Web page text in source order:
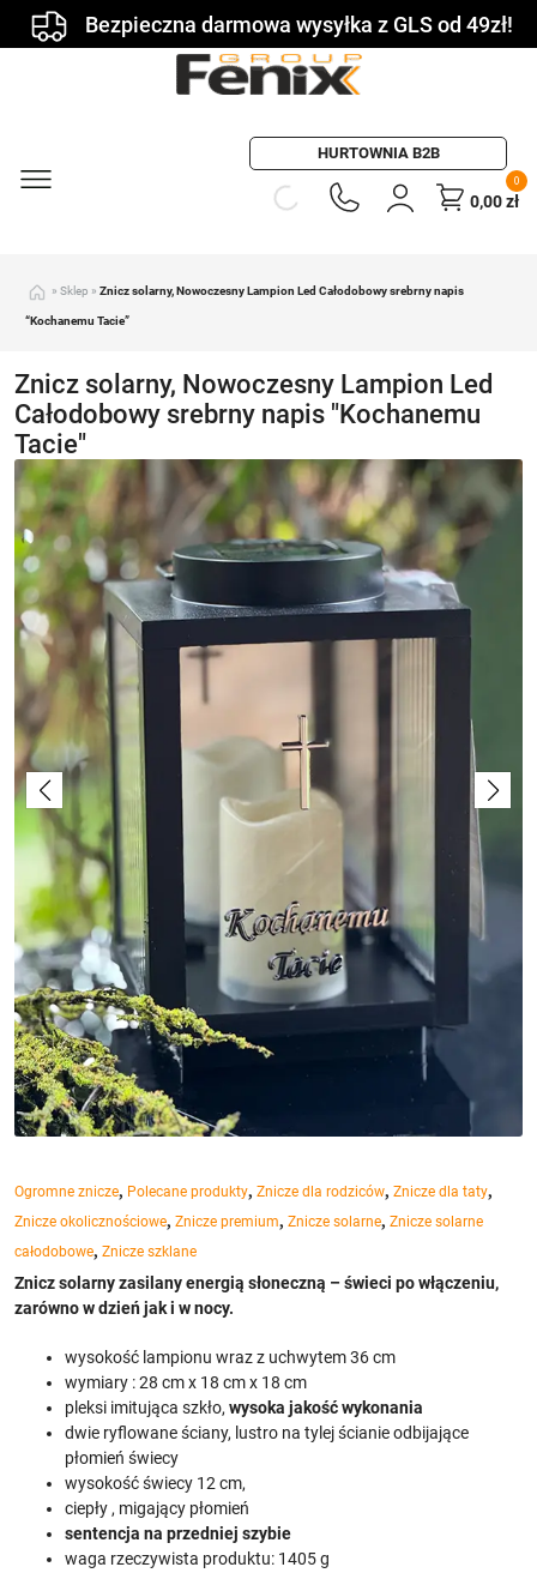
Bezpieczna darmowa wysyłka z GLS od 49zł!
HURTOWNIA B2B
0
0,00zł
» Sklep » Znicz solarny, Nowoczesny Lampion Led Całodobowy srebrny napis
“Kochanemu Tacie”
Znicz solarny, Nowoczesny Lampion Led
Całodobowy srebrny napis "Kochanemu
Tacie"
Ogromne znicze, Polecane produkty, Znicze dla rodziców, Znicze dla taty,
Znicze okolicznościowe, Znicze premium, Znicze solarne, Znicze solarne
całodobowe, Znicze szklane
Znicz solarny zasilany energią słoneczną – świeci po włączeniu,
zarówno w dzień jak i w nocy.
wysokość lampionu wraz z uchwytem 36 cm
wymiary : 28 cm x 18 cm x 18 cm
pleksi imitująca szkło, wysoka jakość wykonania
dwie ryflowane ściany, lustro na tylej ścianie odbijające
płomień świecy
wysokość świecy 12 cm,
ciepły , migający płomień
sentencja na przedniej szybie
waga rzeczywista produktu: 1405 g